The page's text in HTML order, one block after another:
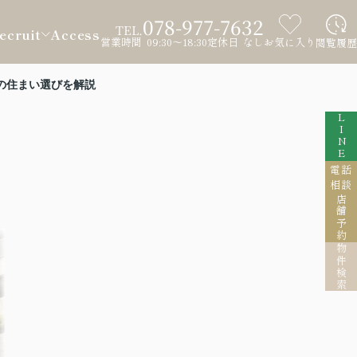
Access TEL.078-977-7632
営業時間 09:30～18:30定休日 なし お気に入り 閲覧履歴
LINE
電話
相談
店舗予約
物件検索
住まい選びを解説